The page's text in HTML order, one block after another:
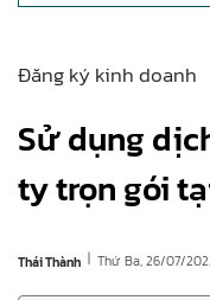
Đăng ký kinh doanh
Sử dụng
ty trọn gói
Thái Thành | Thứ Ba, 26/07/